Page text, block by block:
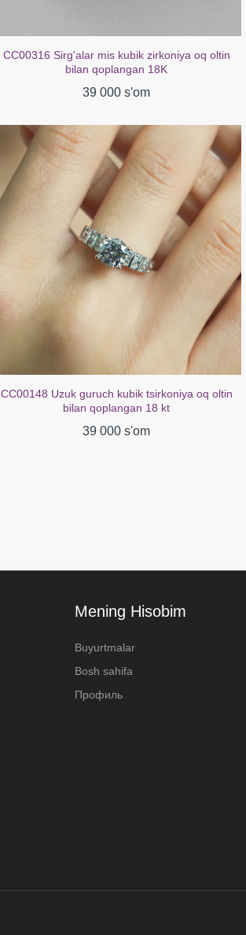
CC00316 Sirg'alar mis kubik zirkoniya oq oltin
bilan qoplangan 18K
39 000 s'om
CC00148 Uzuk guruch kubik tsirkoniya oq oltin
bilan qoplangan 18 kt
39 000 s'om
Mening Hisobim
Buyurtmalar
Bosh sahifa
Профиль